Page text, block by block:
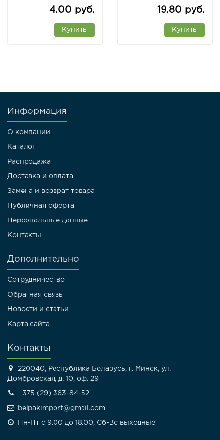
4.00 руб.
Купить
19.80 руб.
Купить
Информация
О компании
Каталог
Распродажа
Доставка и оплата
Замена и возврат товара
Публичная оферта
Персональные данные
Контакты
Дополнительно
Сотрудничество
Обратная связь
Новости и статьи
Карта сайта
Контакты
220040, Республика Беларусь, г. Минск, ул.
Домбровская, д. 10, оф. 29
+375 (29) 363-84-52
belpakimport@gmail.com
Пн-Пт с 9.00 до 18.00, Сб-Вс выходные